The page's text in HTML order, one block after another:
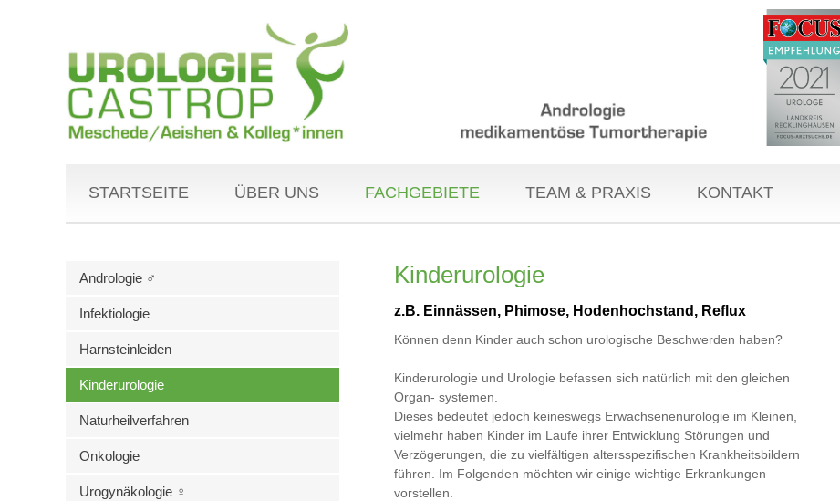
STARTSEITE ÜBER UNS FACHGEBIETE TEAM & PRAXIS KONTAKT
Andrologie ♂
Infektiologie
Harnsteinleiden
Kinderurologie
Naturheilverfahren
Onkologie
Urogynäkologie ♀
Kinderurologie
z.B. Einnässen, Phimose, Hodenhochstand, Reflux
Können denn Kinder auch schon urologische Beschwerden haben?
Kinderurologie und Urologie befassen sich natürlich mit den gleichen
Organ- systemen.
Dieses bedeutet jedoch keineswegs Erwachsenenurologie im Kleinen,
vielmehr haben Kinder im Laufe ihrer Entwicklung Störungen und
Verzögerungen, die zu vielfältigen altersspezifischen Krankheitsbildern
führen. Im Folgenden möchten wir einige wichtige Erkrankungen
vorstellen.